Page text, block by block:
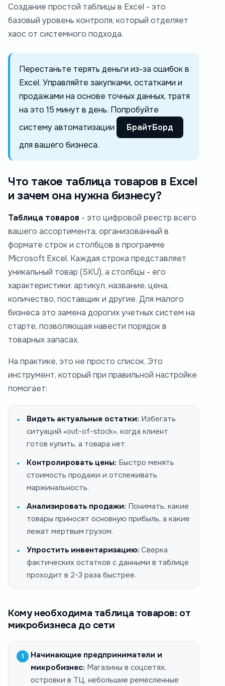
Создание простой таблицы в Excel - это
базовый уровень контроля, который отделяет
хаос от системного подхода.
Перестаньте терять деньги из-за ошибок в
Excel. Управляйте закупками, остатками и
продажами на основе точных данных, тратя
на это 15 минут в день. Попробуйте
систему автоматизации
БрайтБорд
для вашего бизнеса.
Что такое таблица товаров в Excel
и зачем она нужна бизнесу?
Таблица товаров - это цифровой реестр всего
вашего ассортимента, организованный в
формате строк и столбцов в программе
Microsoft Excel. Каждая строка представляет
уникальный товар (SKU), а столбцы - его
характеристики: артикул, название, цена,
количество, поставщик и другие. Для малого
бизнеса это замена дорогих учетных систем на
старте, позволяющая навести порядок в
товарных запасах.
На практике, это не просто список. Это
инструмент, который при правильной настройке
помогает:
Видеть актуальные остатки: Избегать
ситуаций «out-of-stock», когда клиент
готов купить, а товара нет.
Контролировать цены: Быстро менять
стоимость продажи и отслеживать
маржинальность.
Анализировать продажи: Понимать, какие
товары приносят основную прибыль, а какие
лежат мертвым грузом.
Упростить инвентаризацию: Сверка
фактических остатков с данными в таблице
проходит в 2-3 раза быстрее.
Кому необходима таблица товаров: от
микробизнеса до сети
Начинающие предприниматели и
микробизнес: Магазины в соцсетях,
островки в ТЦ, небольшие ремесленные